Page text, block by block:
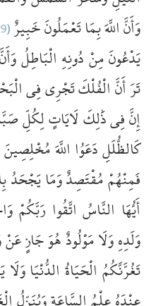
وَأَنَّاللَّهَبِمَاتَعْمَلُونَخَبِيرٌ(29)
يَدْعُونَمِنْدُونِهِالْبَاطِلُوَأَنَّ
تَرَأَنَّالْفُلْكَتَجْرِيفِي
إِنَّفِيذَٰلِكَلَايَاتٍلِكُلِّ
كَالظُّلَلِدَعَوُااللَّهَمُخْلِصِينَ
فَمِنْهُمْمُقْتَصِدٌوَمَايَجْحَدُ
أَيُّهَا النَّاسُ اتَّقُوا رَبَّكُمْ
وَلَدِهِوَلَامَوْلُودٌهُوَجَازٍعَنْ
تَغُرَّنَّكُمُالْحَيَاةُالدُّنْيَاوَلَا